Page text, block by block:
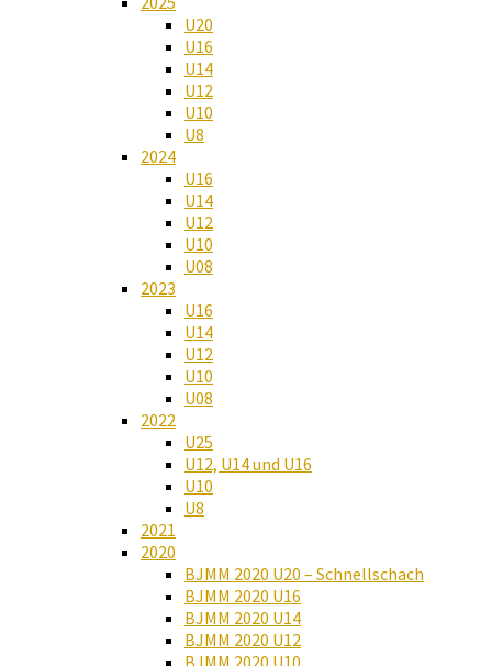
U20
U16
U14
U12
U10
U8
2024
U16
U14
U12
U10
U08
2023
U16
U14
U12
U10
U08
2022
U25
U12, U14 und U16
U10
U8
2021
2020
BJMM 2020 U20 – Schnellschach
BJMM 2020 U16
BJMM 2020 U14
BJMM 2020 U12
BJMM 2020 U10